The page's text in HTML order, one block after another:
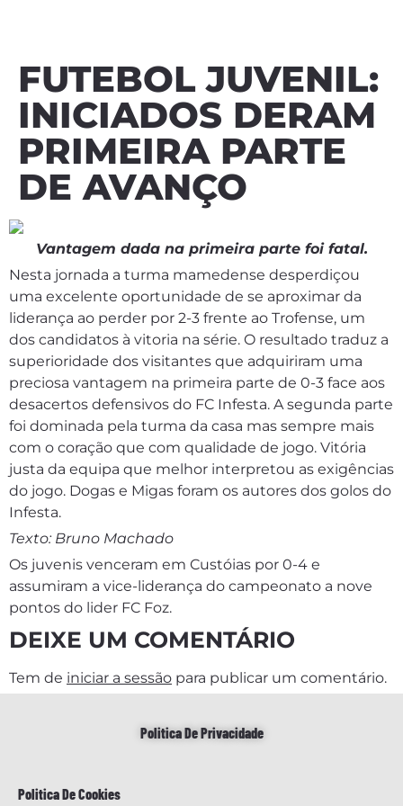
FUTEBOL JUVENIL:
INICIADOS DERAM
PRIMEIRA PARTE
DE AVANÇO
Vantagem dada na primeira parte foi fatal.
Nesta jornada a turma mamedense desperdiçou
uma excelente oportunidade de se aproximar da
liderança ao perder por 2-3 frente ao Trofense, um
dos candidatos à vitoria na série. O resultado traduz a
superioridade dos visitantes que adquiriram uma
preciosa vantagem na primeira parte de 0-3 face aos
desacertos defensivos do FC Infesta. A segunda parte
foi dominada pela turma da casa mas sempre mais
com o coração que com qualidade de jogo. Vitória
justa da equipa que melhor interpretou as exigências
do jogo. Dogas e Migas foram os autores dos golos do
Infesta.
Texto: Bruno Machado
Os juvenis venceram em Custóias por 0-4 e
assumiram a vice-liderança do campeonato a nove
pontos do lider FC Foz.
DEIXE UM COMENTÁRIO
Tem de iniciar a sessão para publicar um comentário.
Politica De Privacidade
Politica De Cookies